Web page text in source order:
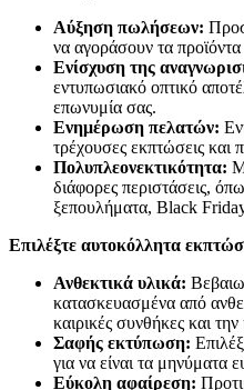
Αύξηση πωλήσεων:
να αγοράσουν τα
Ενίσχυση της
εντυπωσιακό οπτικό
επωνυμία σας.
Ενημέρωση πελατών:
τρέχουσες εκπτώσεις και
Πολυπλεονεκτικότητα:
διάφορες περιστάσεις,
ξεπουλήματα, Black
Επιλέξτε αυτοκόλλητα
Ανθεκτικά υλικά:
κατασκευασμένα από
καιρικές συνθήκες και
Σαφής εκτύπωση:
για να είναι τα μηνύματα
Εύκολη αφαίρεση: